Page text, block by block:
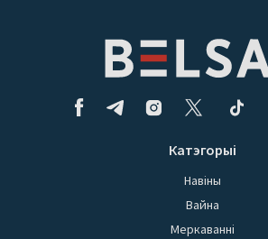
Катэгорыі
Навіны
Вайна
Меркаванні